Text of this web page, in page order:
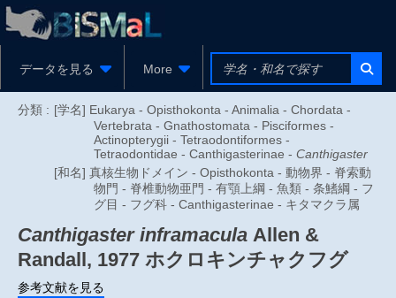
データを見る More
分類 : [学名] Eukarya - Opisthokonta - Animalia - Chordata -
Vertebrata - Gnathostomata - Pisciformes -
Actinopterygii - Tetraodontiformes -
Tetraodontidae - Canthigasterinae - Canthigaster
[和名] 真核生物ドメイン - Opisthokonta - 動物界 - 脊索動
物門 - 脊椎動物亜門 - 有顎上綱 - 魚類 - 条鰭綱 - フ
グ目 - フグ科 - Canthigasterinae - キタマクラ属
Canthigaster inframacula Allen &
Randall, 1977 ホクロキンチャクフグ
参考文献を見る